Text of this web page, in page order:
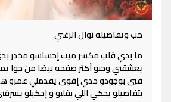
حب وتفاصيله نوال الزغبي
ما بدي قلب مكسر ميت إحساسو مخدر
يعشقني وحبو أكتر صفحه بيضا من جوا
فيي بوجودو حدي إقوى يقدملي عمرو
بتفاصيلو يحكي اللي بقلبو و إحكيلو